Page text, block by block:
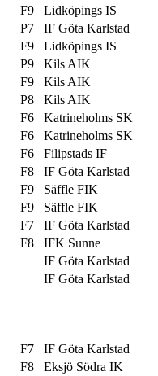
F9
Lidköpings IS
P7
IF Göta Karlstad
F9
Lidköpings IS
P9
Kils AIK
F9
Kils AIK
P8
Kils AIK
F6
Katrineholms SK
F6
Katrineholms SK
F6
Filipstads IF
F8
IF Göta Karlstad
F9
Säffle FIK
F9
Säffle FIK
F7
IF Göta Karlstad
F8
IFK Sunne
IF Göta Karlstad
IF Göta Karlstad
F7
IF Göta Karlstad
F8
Eksjö Södra IK